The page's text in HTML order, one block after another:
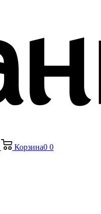
Корзина0 0